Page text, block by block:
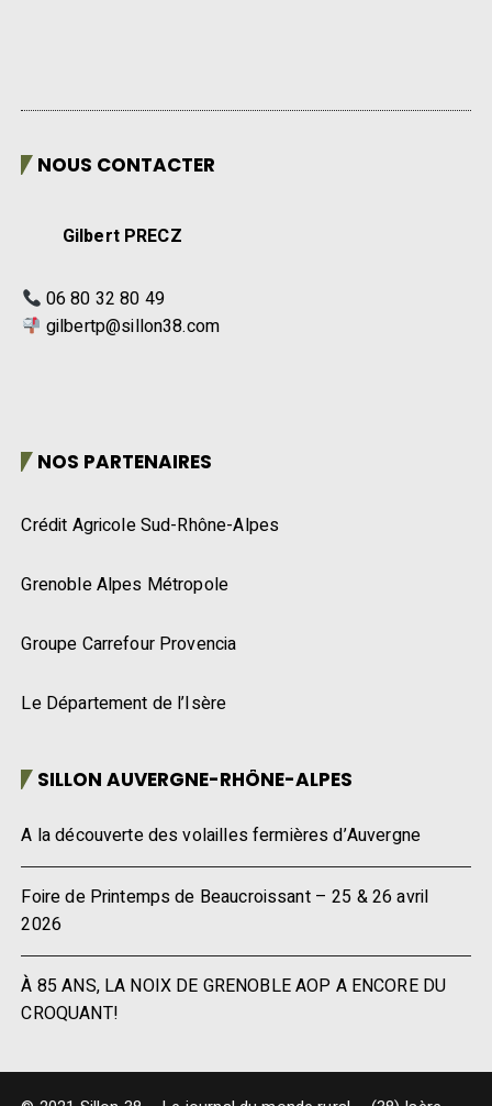
NOUS CONTACTER
Gilbert PRECZ
06 80 32 80 49
gilbertp@sillon38.com
NOS PARTENAIRES
Crédit Agricole Sud-Rhône-Alpes
Grenoble Alpes Métropole
Groupe Carrefour Provencia
Le Département de l’Isère
SILLON AUVERGNE-RHÔNE-ALPES
A la découverte des volailles fermières d’Auvergne
Foire de Printemps de Beaucroissant – 25 & 26 avril
2026
À 85 ANS, LA NOIX DE GRENOBLE AOP A ENCORE DU
CROQUANT!